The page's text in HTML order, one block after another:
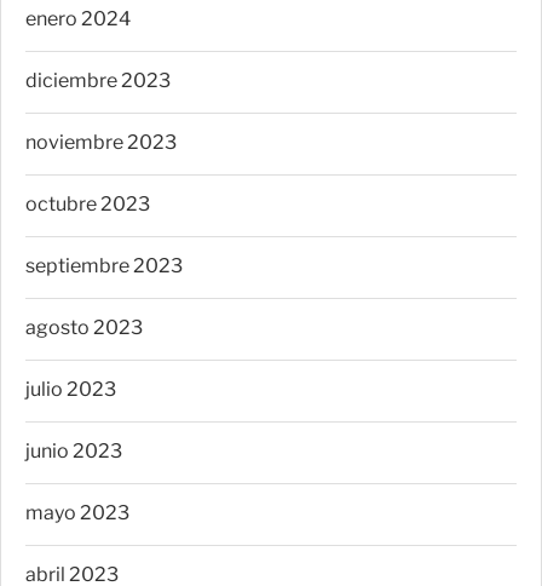
enero 2024
diciembre 2023
noviembre 2023
octubre 2023
septiembre 2023
agosto 2023
julio 2023
junio 2023
mayo 2023
abril 2023